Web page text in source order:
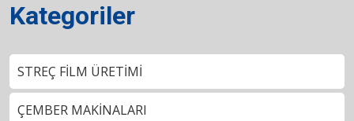
Kategoriler
STREÇ FİLM ÜRETİMİ
ÇEMBER MAKİNALARI